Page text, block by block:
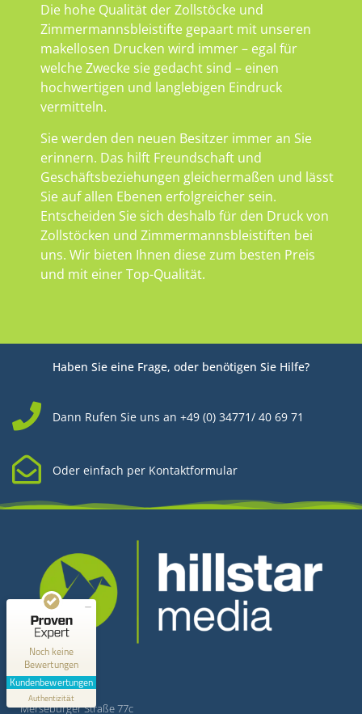
Die hohe Qualität der Zollstöcke und
Zimmermannsbleistifte gepaart mit unseren
makellosen Drucken wird immer – egal für
welche Zwecke sie gedacht sind – einen
hochwertigen und langlebigen Eindruck
vermitteln.
Sie werden den neuen Besitzer immer an Sie
erinnern. Das hilft Freundschaft und
Geschäftsbeziehungen gleichermaßen und lässt
Sie auf allen Ebenen erfolgreicher sein.
Entscheiden Sie sich deshalb für den Druck von
Zollstöcken und Zimmermannsbleistiften bei
uns. Wir bieten Ihnen diese zum besten Preis
und mit einer Top-Qualität.
Haben Sie eine Frage, oder benötigen Sie Hilfe?
Dann Rufen Sie uns an +49 (0) 34771/ 40 69 71
Oder einfach per Kontaktformular
Kontakt
Hillstar Media
Merseburger Straße 77c
Noch keine
Bewertungen
Kundenbewertungen
Authentizität
Kundenbewertungen und Erfahrungen zu
Hillstar Media
MANGELHAFT
0,00 / 5,00
Erfahren Sie mehr über dieses Bewertungssiegel
Profil ansehen